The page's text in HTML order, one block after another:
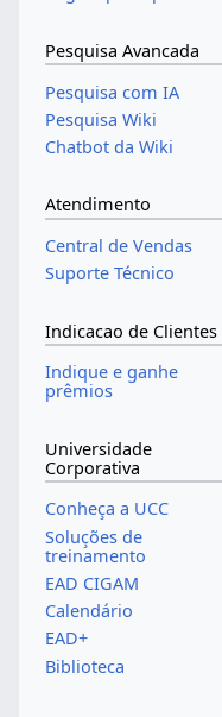
Pesquisa Avancada
Pesquisa com IA
Pesquisa Wiki
Chatbot da Wiki
Atendimento
Central de Vendas
Suporte Técnico
Indicacao de Clientes
Indique e ganhe
prêmios
Universidade
Corporativa
Conheça a UCC
Soluções de
treinamento
EAD CIGAM
Calendário
EAD+
Biblioteca